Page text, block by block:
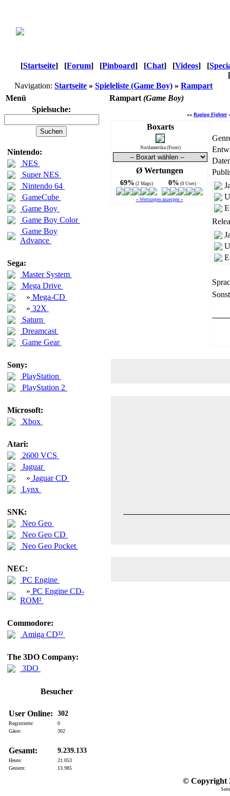
[Startseite] [Forum] [Pinboard] [Chat] [Videos] [
[
Navigation: Startseite » Spieleliste (Game Boy) » Rampart
Menü
Rampart (Game Boy)
Spielsuche:
Nintendo:
NES
Super NES
Nintendo 64
GameCube
Game Boy
Game Boy Color
Game Boy
Advance
Sega:
Master System
Mega Drive
» Mega-CD
» 32X
Saturn
Dreamcast
Game Gear
Sony:
PlayStation
PlayStation 2
Microsoft:
Xbox
Atari:
2600 VCS
Jaguar
» Jaguar CD
Lynx
SNK:
Neo Geo
Neo Geo CD
Neo Geo Pocket
NEC:
PC Engine
» PC Engine CD-
ROM²
Commodore:
Amiga CD³²
The 3DO Company:
3DO
Besucher
User Online: 302
Registrierte:
0
Gäste:
302
Gesamt: 9.239.133
Heute:
21.053
Gestern:
13.985
«« Raging Fighter
Boxarts
Nordamerika (Front)
Ø Wertungen
69% (2 Mags) 0% (0 User)
« Wertungen anzeigen »
© Copyright